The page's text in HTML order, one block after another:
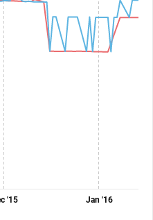
'15 Jan '16